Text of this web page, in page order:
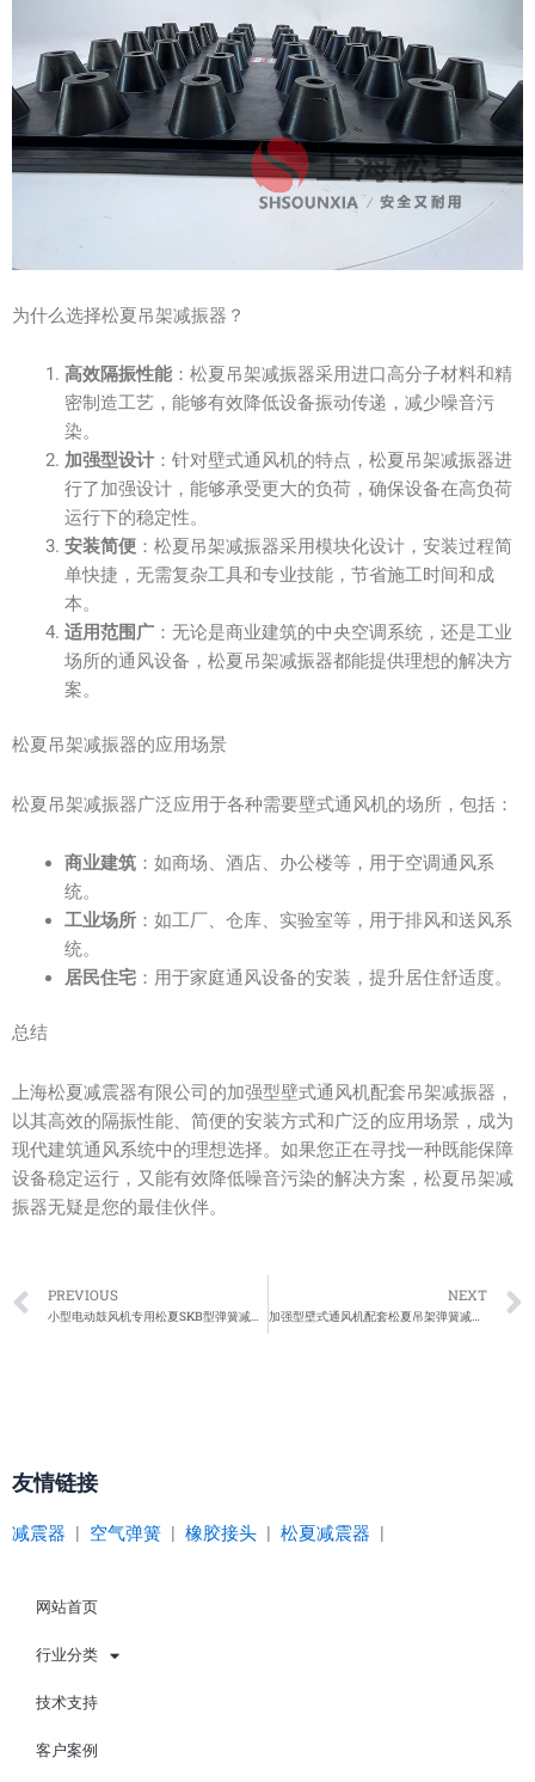
为什么选择松夏吊架减振器？
高效隔振性能：松夏吊架减振器采用进口高分子材料和精
密制造工艺，能够有效降低设备振动传递，减少噪音污
染。
加强型设计：针对壁式通风机的特点，松夏吊架减振器进
行了加强设计，能够承受更大的负荷，确保设备在高负荷
运行下的稳定性。
安装简便：松夏吊架减振器采用模块化设计，安装过程简
单快捷，无需复杂工具和专业技能，节省施工时间和成
本。
适用范围广：无论是商业建筑的中央空调系统，还是工业
场所的通风设备，松夏吊架减振器都能提供理想的解决方
案。
松夏吊架减振器的应用场景
松夏吊架减振器广泛应用于各种需要壁式通风机的场所，包括：
商业建筑：如商场、酒店、办公楼等，用于空调通风系
统。
工业场所：如工厂、仓库、实验室等，用于排风和送风系
统。
居民住宅：用于家庭通风设备的安装，提升居住舒适度。
总结
上海松夏减震器有限公司的加强型壁式通风机配套吊架减振器，
以其高效的隔振性能、简便的安装方式和广泛的应用场景，成为
现代建筑通风系统中的理想选择。如果您正在寻找一种既能保障
设备稳定运行，又能有效降低噪音污染的解决方案，松夏吊架减
振器无疑是您的最佳伙伴。
Prev
PREVIOUS
小型电动鼓风机专用松夏SKB型弹簧减振垫
NEXT
加强型壁式通风机配套松夏吊架弹簧减震器
友情链接
减震器 空气弹簧 橡胶接头 松夏减震器
网站首页
行业分类
技术支持
客户案例